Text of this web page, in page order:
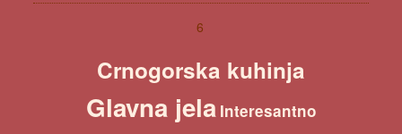
r
6
Crnogorska kuhinja
Glavna jela Interesantno